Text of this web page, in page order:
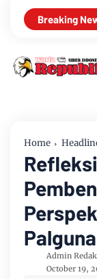
Breaking
Jadi Sorotan
Home
Palguna
Admin
October 19,